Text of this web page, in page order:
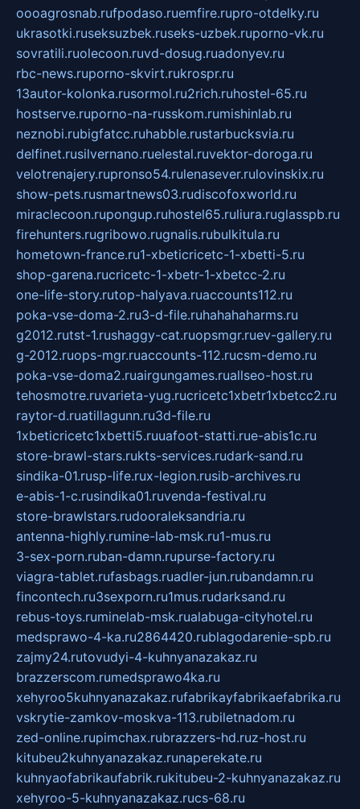
oooagrosnab.rufpodaso.ruemfire.rupro-otdelky.ru
ukrasotki.ruseksuzbek.ruseks-uzbek.ruporno-vk.ru
sovratili.ruolecoon.ruvd-dosug.ruadonyev.ru
rbc-news.ruporno-skvirt.rukrospr.ru
13autor-kolonka.rusormol.ru2rich.ruhostel-65.ru
hostserve.ruporno-na-russkom.rumishinlab.ru
neznobi.rubigfatcc.ruhabble.rustarbucksvia.ru
delfinet.rusilvernano.ruelestal.ruvektor-doroga.ru
velotrenajery.rupronso54.rulenasever.rulovinskix.ru
show-pets.rusmartnews03.rudiscofoxworld.ru
miraclecoon.rupongup.ruhostel65.ruliura.ruglasspb.ru
firehunters.rugribowo.rugnalis.rubulkitula.ru
hometown-france.ru1-xbeticricetc-1-xbetti-5.ru
shop-garena.rucricetc-1-xbetr-1-xbetcc-2.ru
one-life-story.rutop-halyava.ruaccounts112.ru
poka-vse-doma-2.ru3-d-file.ruhahahaharms.ru
g2012.rutst-1.rushaggy-cat.ruopsmgr.ruev-gallery.ru
g-2012.ruops-mgr.ruaccounts-112.rucsm-demo.ru
poka-vse-doma2.ruairgungames.ruallseo-host.ru
tehosmotre.ruvarieta-yug.rucricetc1xbetr1xbetcc2.ru
raytor-d.ruatillagunn.ru3d-file.ru
1xbeticricetc1xbetti5.ruuafoot-statti.rue-abis1c.ru
store-brawl-stars.rukts-services.rudark-sand.ru
sindika-01.rusp-life.rux-legion.rusib-archives.ru
e-abis-1-c.rusindika01.ruvenda-festival.ru
store-brawlstars.rudooraleksandria.ru
antenna-highly.rumine-lab-msk.ru1-mus.ru
3-sex-porn.ruban-damn.rupurse-factory.ru
viagra-tablet.rufasbags.ruadler-jun.rubandamn.ru
fincontech.ru3sexporn.ru1mus.rudarksand.ru
rebus-toys.ruminelab-msk.rualabuga-cityhotel.ru
medsprawo-4-ka.ru2864420.rublagodarenie-spb.ru
zajmy24.rutovudyi-4-kuhnyanazakaz.ru
brazzerscom.rumedsprawo4ka.ru
xehyroo5kuhnyanazakaz.rufabrikayfabrikaefabrika.ru
vskrytie-zamkov-moskva-113.rubiletnadom.ru
zed-online.rupimchax.rubrazzers-hd.ruz-host.ru
kitubeu2kuhnyanazakaz.runaperekate.ru
kuhnyaofabrikaufabrik.rukitubeu-2-kuhnyanazakaz.ru
xehyroo-5-kuhnyanazakaz.rucs-68.ru